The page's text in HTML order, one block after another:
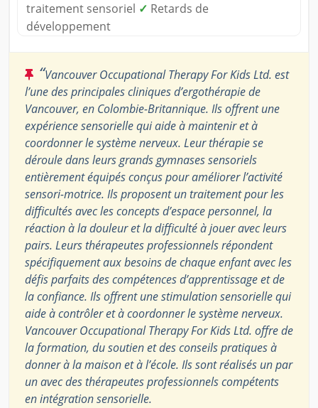
traitement sensoriel ✓ Retards de
développement
“Vancouver Occupational Therapy For Kids Ltd. est
l’une des principales cliniques d’ergothérapie de
Vancouver, en Colombie-Britannique. Ils offrent une
expérience sensorielle qui aide à maintenir et à
coordonner le système nerveux. Leur thérapie se
déroule dans leurs grands gymnases sensoriels
entièrement équipés conçus pour améliorer l’activité
sensori-motrice. Ils proposent un traitement pour les
difficultés avec les concepts d’espace personnel, la
réaction à la douleur et la difficulté à jouer avec leurs
pairs. Leurs thérapeutes professionnels répondent
spécifiquement aux besoins de chaque enfant avec les
défis parfaits des compétences d’apprentissage et de
la confiance. Ils offrent une stimulation sensorielle qui
aide à contrôler et à coordonner le système nerveux.
Vancouver Occupational Therapy For Kids Ltd. offre de
la formation, du soutien et des conseils pratiques à
donner à la maison et à l’école. Ils sont réalisés un par
un avec des thérapeutes professionnels compétents
en intégration sensorielle.